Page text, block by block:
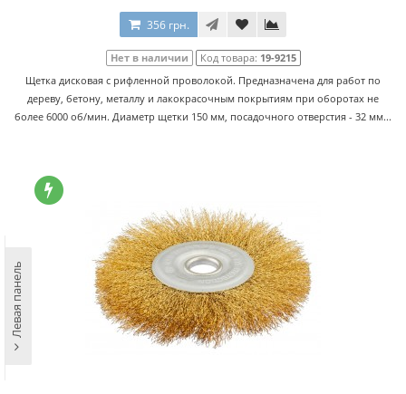
356 грн.
Нет в наличии Код товара: 19-9215
Щетка дисковая с рифленной проволокой. Предназначена для работ по
дереву, бетону, металлу и лакокрасочным покрытиям при оборотах не
более 6000 об/мин. Диаметр щетки 150 мм, посадочного отверстия - 32 мм...
Левая панель